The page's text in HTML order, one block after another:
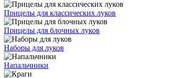
Прицелы для классических луков
Прицелы для блочных луков
Наборы для луков
Напальчники